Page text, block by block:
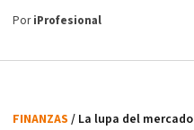
PoriProfesional
FINANZAS / La lupa del mercado